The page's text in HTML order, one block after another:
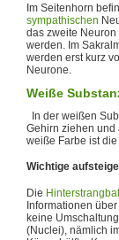
Im Seitenhorn
sympathischen
das zweite
werden. Im
werden erst kurz
Neurone.
Weiße
In der weißen
Gehirn ziehen und
weiße Farbe ist die
Wichtige
Die
Informationen
keine
(Nuclei), nämlich